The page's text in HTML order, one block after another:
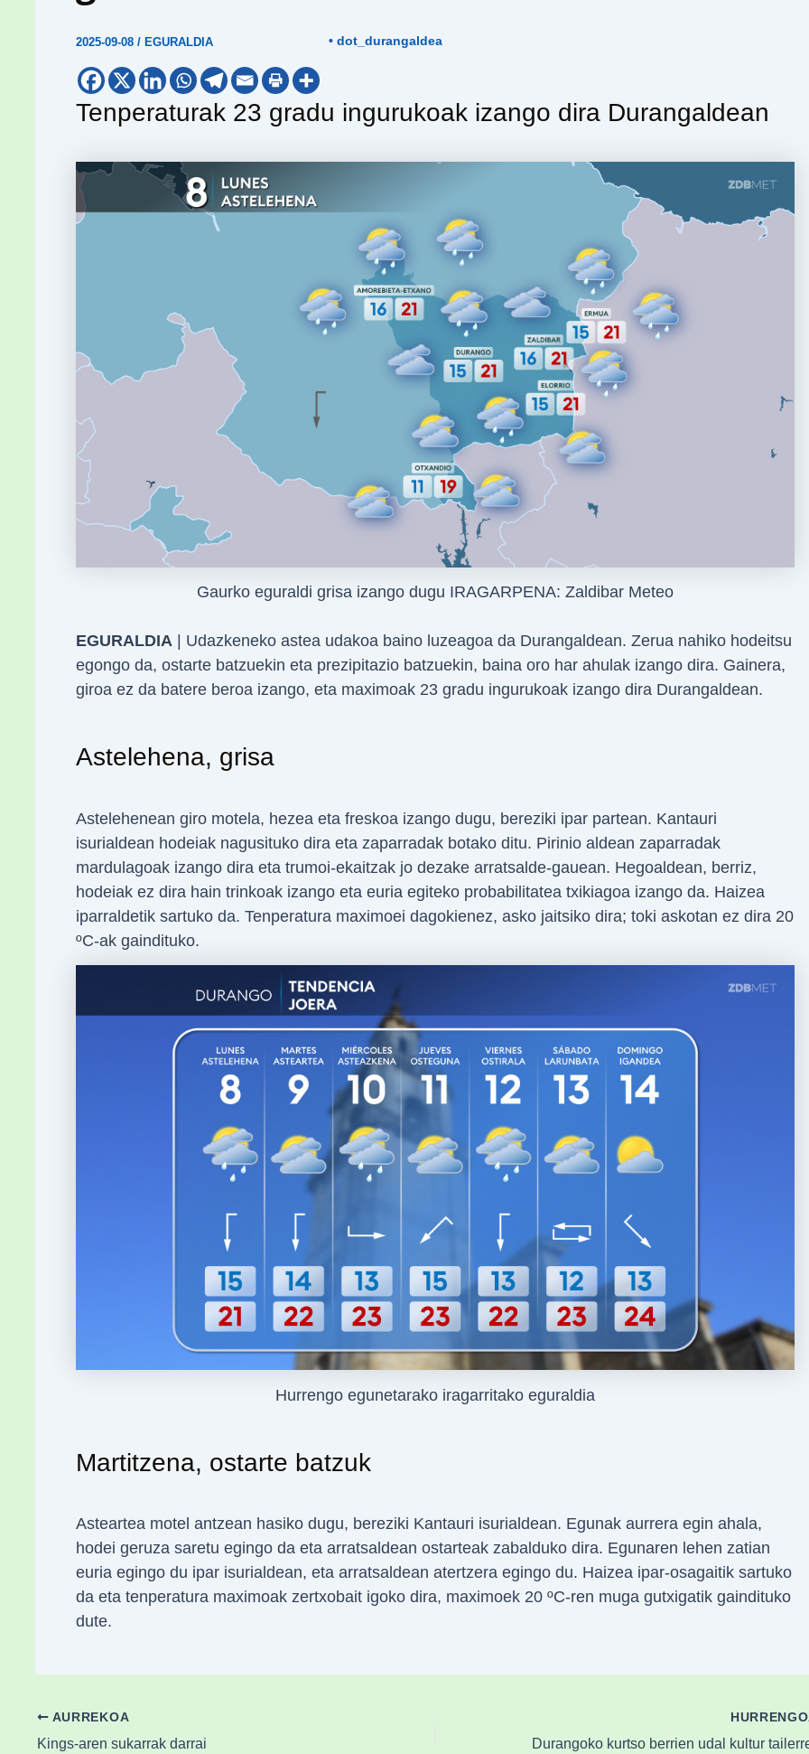
2025-09-08 / EGURALDIA • dot_durangaldea
Tenperaturak 23 gradu ingurukoak izango dira Durangaldean
Gaurko eguraldi grisa izango dugu IRAGARPENA: Zaldibar Meteo
EGURALDIA| Udazkeneko astea udakoa baino luzeagoa da Durangaldean. Zerua nahiko hodeitsu
egongo da, ostarte batzuekin eta prezipitazio batzuekin, baina oro har ahulak izango dira. Gainera,
giroa ez da batere beroa izango, eta maximoak 23 gradu ingurukoak izango dira Durangaldean.
Astelehena, grisa
Astelehenean giro motela, hezea eta freskoa izango dugu, bereziki ipar partean. Kantauri
isurialdean hodeiak nagusituko dira eta zaparradak botako ditu. Pirinio aldean zaparradak
mardulagoak izango dira eta trumoi-ekaitzak jo dezake arratsalde-gauean. Hegoaldean, berriz,
hodeiak ez dira hain trinkoak izango eta euria egiteko probabilitatea txikiagoa izango da. Haizea
iparraldetik sartuko da. Tenperatura maximoei dagokienez, asko jaitsiko dira; toki askotan ez dira 20
ºC-ak gaindituko.
Hurrengo egunetarako iragarritako eguraldia
Martitzena, ostarte batzuk
Asteartea motel antzean hasiko dugu, bereziki Kantauri isurialdean. Egunak aurrera egin ahala,
hodei geruza saretu egingo da eta arratsaldean ostarteak zabalduko dira. Egunaren lehen zatian
euria egingo du ipar isurialdean, eta arratsaldean atertzera egingo du. Haizea ipar-osagaitik sartuko
da eta tenperatura maximoak zertxobait igoko dira, maximoek 20 ºC-ren muga gutxigatik gaindituko
dute.
AURREKOA
Kings-aren sukarrak darrai